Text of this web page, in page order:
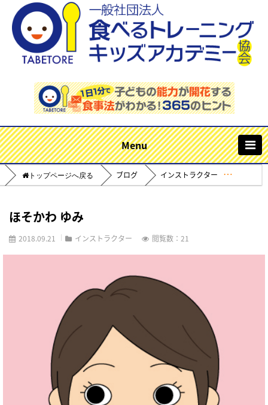
ブログ インストラクター
ほそかわ ゆみ
2018.09.21 インストラクター 閲覧数：21